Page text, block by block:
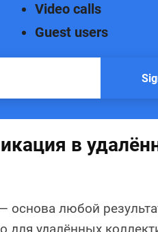
Video calls
Guest users
в
любой